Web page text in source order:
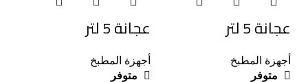
عجانة 5 لتر
أجهزة المطبخ
متوفر
عجانة 5 لتر
أجهزة المطبخ
متوفر